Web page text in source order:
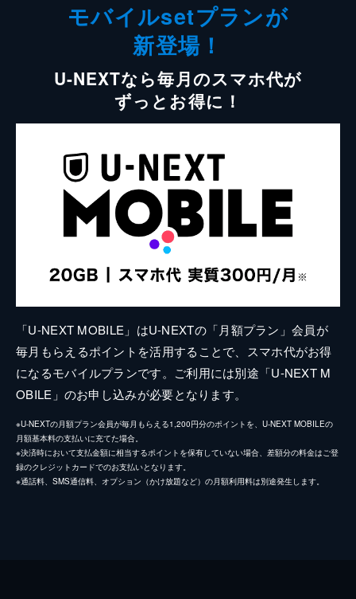
モバイルsetプランが
新登場！
U-NEXTなら毎月のスマホ代が
ずっとお得に！
「U-NEXT MOBILE」はU-NEXTの「月額プラン」会員が
毎月もらえるポイントを活用することで、スマホ代がお得
になるモバイルプランです。ご利用には別途「U-NEXT M
OBILE」のお申し込みが必要となります。
※U-NEXTの月額プラン会員が毎月もらえる1,200円分のポイントを、U-NEXT MOBILEの
月額基本料の支払いに充てた場合。
※決済時において支払金額に相当するポイントを保有していない場合、差額分の料金はご登
録のクレジットカードでのお支払いとなります。
※通話料、SMS通信料、オプション（かけ放題など）の月額利用料は別途発生します。